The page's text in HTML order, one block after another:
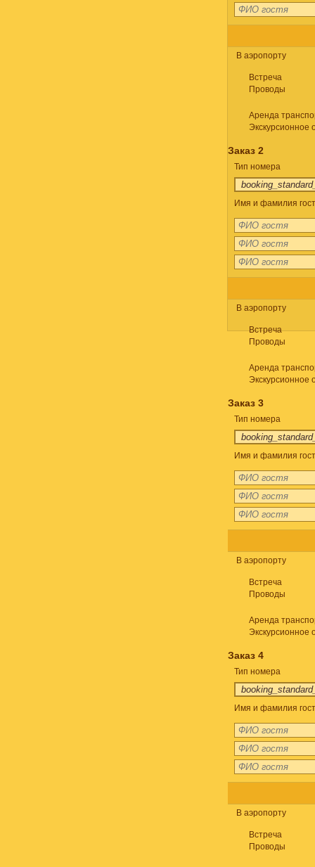
В аэропорту
Встреча
Проводы
Аренда
Экскурсионное
Заказ 2
Тип номера
Имя и фамилия
В аэропорту
Встреча
Проводы
Аренда
Экскурсионное
Заказ 3
Тип номера
Имя и фамилия
В аэропорту
Встреча
Проводы
Аренда
Экскурсионное
Заказ 4
Тип номера
Имя и фамилия
В аэропорту
Встреча
Проводы